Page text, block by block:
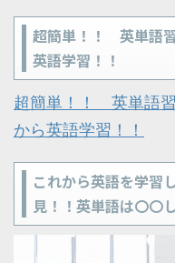
超簡単！！ 英単語
英語学習！！
超簡単！！ 英単語
から英語学習！！
これから英語を学習
見！！英単語は〇〇